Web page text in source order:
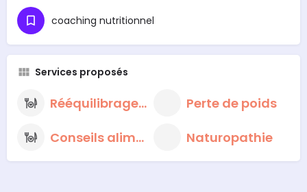
coaching nutritionnel
Services proposés
Rééquilibrage alimentaire
Perte de poids
Conseils alimentaires nutritionnels
Naturopathie